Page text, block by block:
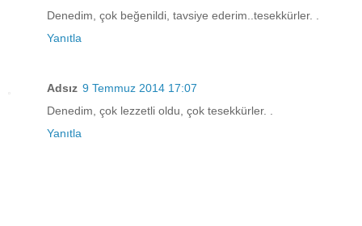
Denedim, çok beğenildi, tavsiye ederim..tesekkürler. .
Yanıtla
Adsız 9 Temmuz 2014 17:07
Denedim, çok lezzetli oldu, çok tesekkürler. .
Yanıtla